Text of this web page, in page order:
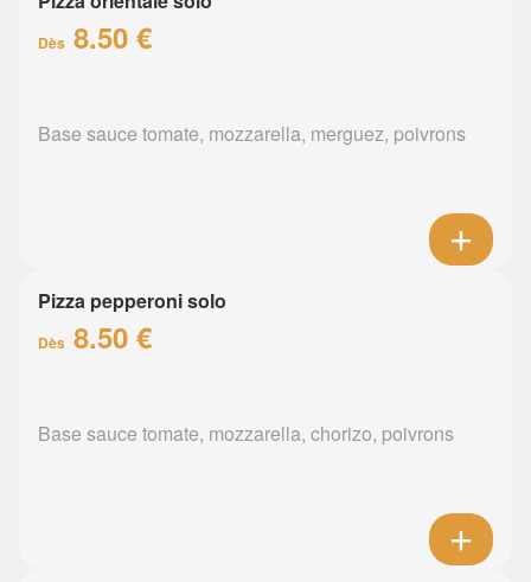
Dès 8.50 €
Base sauce tomate, mozzarella, merguez, poivrons
Pizza pepperoni solo
Dès 8.50 €
Base sauce tomate, mozzarella, chorizo, poivrons